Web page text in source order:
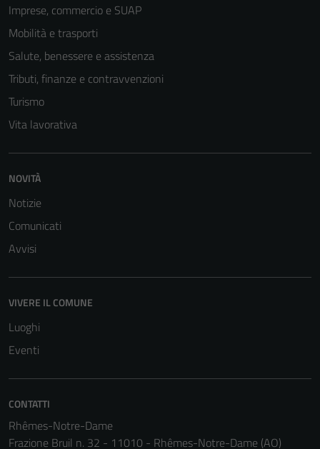
Imprese, commercio e SUAP
Mobilità e trasporti
Salute, benessere e assistenza
Tributi, finanze e contravvenzioni
Turismo
Vita lavorativa
NOVITÀ
Notizie
Comunicati
Avvisi
VIVERE IL COMUNE
Luoghi
Eventi
CONTATTI
Rhêmes-Notre-Dame
Frazione Bruil n. 32 - 11010 - Rhêmes-Notre-Dame (AO)
Questi cookie